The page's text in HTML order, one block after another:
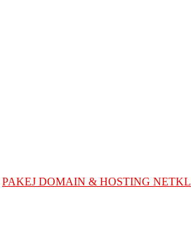
PAKEJ DOMAIN & HOSTING NETKL